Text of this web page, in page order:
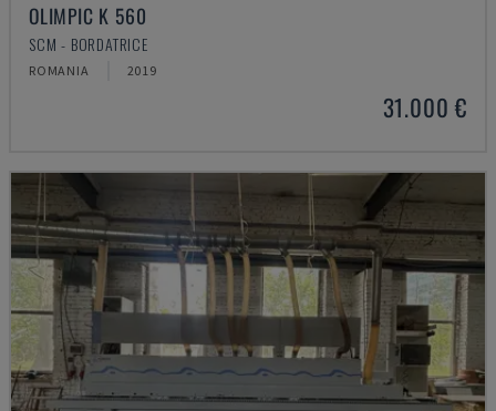
OLIMPIC K 560
SCM - BORDATRICE
ROMANIA 2019
31.000 €